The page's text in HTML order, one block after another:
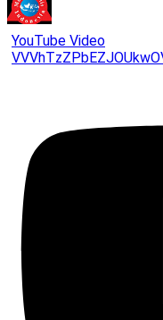
YouTube Video